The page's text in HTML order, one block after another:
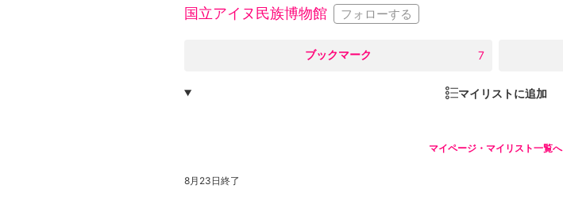
国立アイヌ民族博物館 フォローする
ブックマーク 7
マイリストに追加
マイページ・マイリスト一覧へ
8月23日終了